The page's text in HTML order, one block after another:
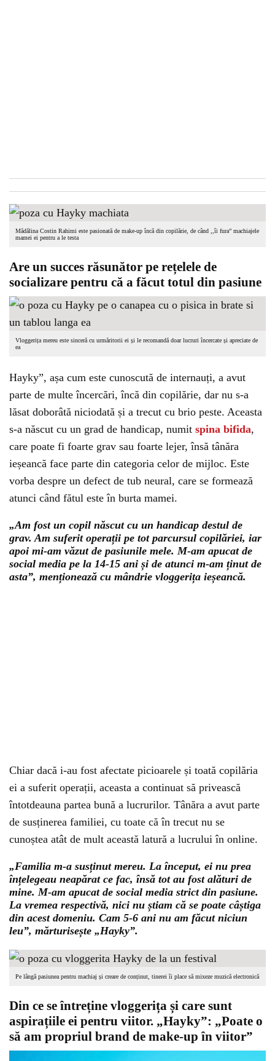
Mădălina Costin Rahimi este pasionată de make-up încă din copilărie, de când ,,îi fura” machiajele
mamei ei pentru a le testa
Are un succes răsunător pe rețelele de
socializare pentru că a făcut totul din pasiune
Vloggerița mereu este sinceră cu urmăritorii ei și le recomandă doar lucruri încercate și apreciate de
ea
Hayky”, așa cum este cunoscută de internauți, a avut
parte de multe încercări, încă din copilărie, dar nu s-a
lăsat doborâtă niciodată și a trecut cu brio peste. Aceasta
s-a născut cu un grad de handicap, numit spina bifida,
care poate fi foarte grav sau foarte lejer, însă tânăra
ieșeancă face parte din categoria celor de mijloc. Este
vorba despre un defect de tub neural, care se formează
atunci când fătul este în burta mamei.
„Am fost un copil născut cu un handicap destul de
grav. Am suferit operații pe tot parcursul copilăriei, iar
apoi mi-am văzut de pasiunile mele. M-am apucat de
social media pe la 14-15 ani și de atunci m-am ținut de
asta”, menționează cu mândrie vloggerița ieșeancă.
Chiar dacă i-au fost afectate picioarele și toată copilăria
ei a suferit operații, aceasta a continuat să privească
întotdeauna partea bună a lucrurilor. Tânăra a avut parte
de susținerea familiei, cu toate că în trecut nu se
cunoștea atât de mult această latură a lucrului în online.
„Familia m-a susținut mereu. La început, ei nu prea
înțelegeau neapărat ce fac, însă tot au fost alături de
mine. M-am apucat de social media strict din pasiune.
La vremea respectivă, nici nu știam că se poate câștiga
din acest domeniu. Cam 5-6 ani nu am făcut niciun
leu”, mărturisește „Hayky”.
Pe lângă pasiunea pentru machiaj și creare de conținut, tinerei îi place să mixeze muzică electronică
Din ce se întreține vloggerița și care sunt
aspirațiile ei pentru viitor. „Hayky”: „Poate o
să am propriul brand de make-up în viitor”